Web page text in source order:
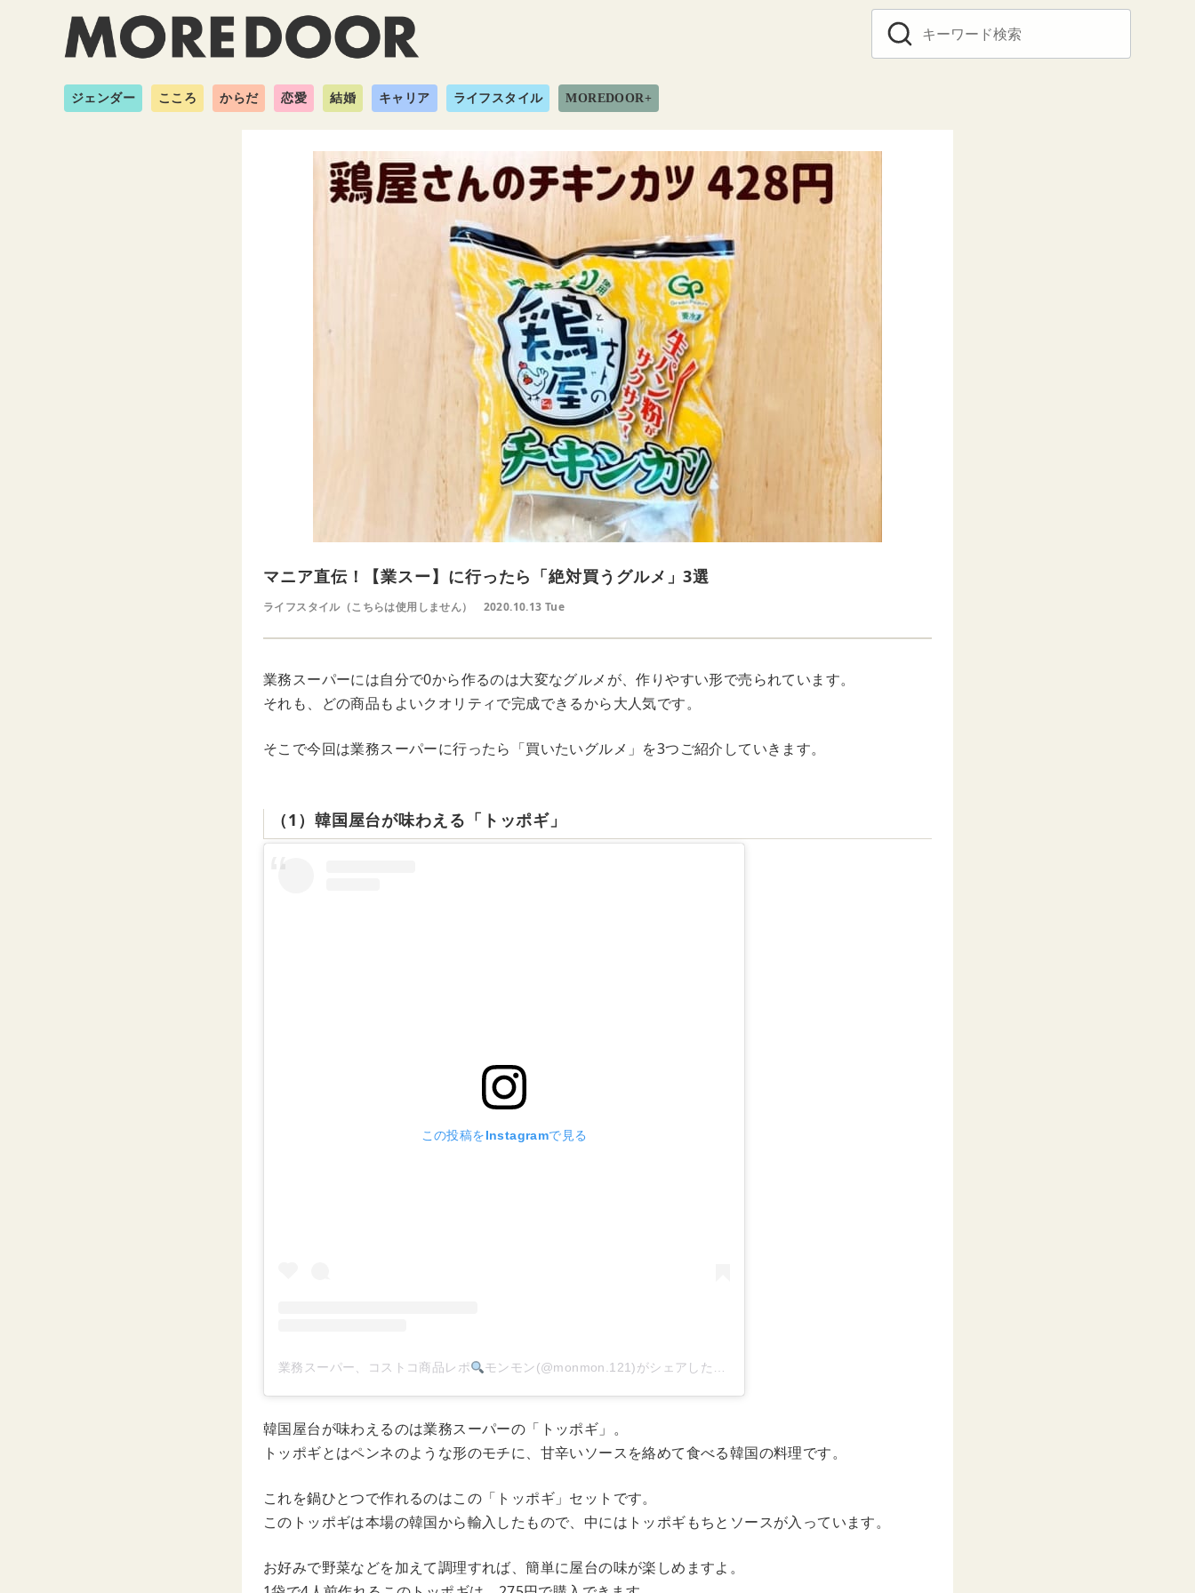
ジェンダー こころ からだ 恋愛 結婚 キャリア ライフスタイル MOREDOOR+
マニア直伝！【業スー】に行ったら「絶対買うグルメ」3選
ライフスタイル（こちらは使用しません） 2020.10.13 Tue
業務スーパーには自分で0から作るのは大変なグルメが、作りやすい形で売られています。
それも、どの商品もよいクオリティで完成できるから大人気です。
そこで今回は業務スーパーに行ったら「買いたいグルメ」を3つご紹介していきます。
（1）韓国屋台が味わえる「トッポギ」
この投稿をInstagramで見る
業務スーパー、コストコ商品レポ モンモン(@monmon.121)がシェアした投稿
韓国屋台が味わえるのは業務スーパーの「トッポギ」。
トッポギとはペンネのような形のモチに、甘辛いソースを絡めて食べる韓国の料理です。
これを鍋ひとつで作れるのはこの「トッポギ」セットです。
このトッポギは本場の韓国から輸入したもので、中にはトッポギもちとソースが入っています。
お好みで野菜などを加えて調理すれば、簡単に屋台の味が楽しめますよ。